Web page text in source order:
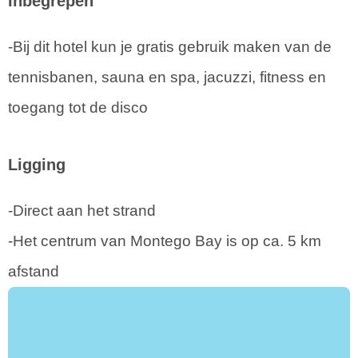
-Bij dit hotel kun je gratis gebruik maken van de
tennisbanen, sauna en spa, jacuzzi, fitness en
toegang tot de disco
Ligging
-Direct aan het strand
-Het centrum van Montego Bay is op ca. 5 km
afstand